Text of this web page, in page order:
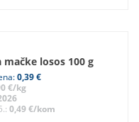
losos 100 g
0,39 €
€/kg
0,49 €/kom